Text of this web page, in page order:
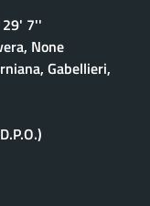
29' 7''
None
Gabellieri,